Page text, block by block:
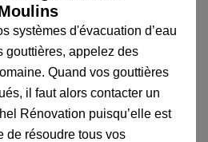
systèmes d'évacuation d’eau
gouttières, appelez des
Quand vos gouttières
il faut alors contacter un
Rénovation puisqu’elle est
de résoudre tous vos